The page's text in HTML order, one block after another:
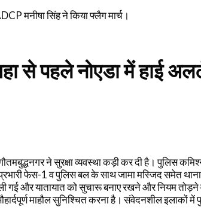
मनीषा सिंह ने किया फ्लैग मार्च।
नोएडा में हाई
ने सुरक्षा व्यवस्था कड़ी कर दी है। पुलिस
प्रभारी फेस-1 व पुलिस बल के साथ जामा मस्जिद समेत
गई और यातायात को सुचारू बनाए रखने और नियम
माहौल सुनिश्चित करना है। संवेदनशील